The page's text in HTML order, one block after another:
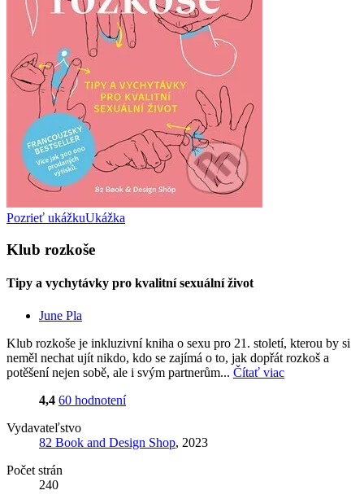
Pozrieť ukážkuUkážka
Klub rozkoše
Tipy a vychytávky pro kvalitní sexuální život
June Pla
Klub rozkoše je inkluzivní kniha o sexu pro 21. století, kterou by si
neměl nechat ujít nikdo, kdo se zajímá o to, jak dopřát rozkoš a
potěšení nejen sobě, ale i svým partnerům... Čítať viac
4,4 60 hodnotení
Vydavateľstvo
82 Book and Design Shop, 2023
Počet strán
240